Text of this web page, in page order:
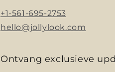
+1-561-695-2753
hello@jollylook.com
Ontvang exclusieve